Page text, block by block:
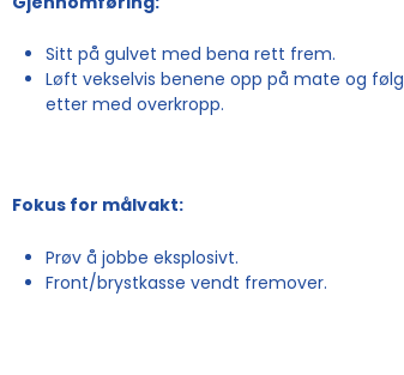
Sitt på gulvet med bena rett frem.
Løft vekselvis benene opp på mate og følg
etter med overkropp.
Fokus for målvakt:
Prøv å jobbe eksplosivt.
Front/brystkasse vendt fremover.